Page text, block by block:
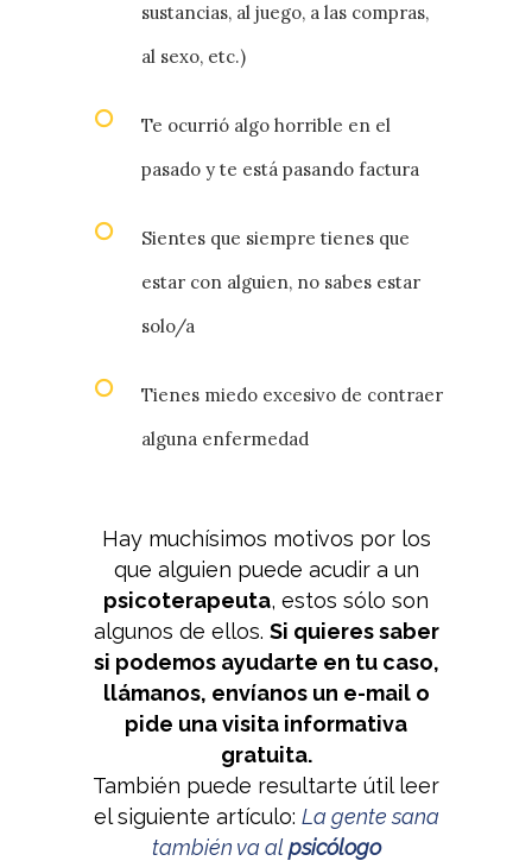
sustancias, al juego, a las compras,
al sexo, etc.)
Te ocurrió algo horrible en el
pasado y te está pasando factura
Sientes que siempre tienes que
estar con alguien, no sabes estar
solo/a
Tienes miedo excesivo de contraer
alguna enfermedad
Hay muchísimos motivos por los
que alguien puede acudir a un
psicoterapeuta, estos sólo son
algunos de ellos. Si quieres saber
si podemos ayudarte en tu caso,
llámanos, envíanos un e-mail o
pide una visita informativa
gratuita.
También puede resultarte útil leer
el siguiente artículo: La gente sana
también va alpsicólogo